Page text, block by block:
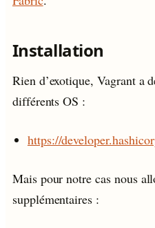
Installation
Rien d’exotique, Vagrant a
différents OS :
https://
Mais pour notre cas nous
supplémentaires :